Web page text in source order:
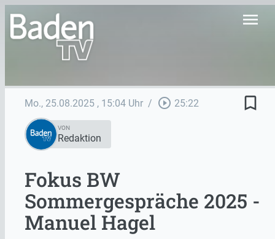
menu
Mo., 25.08.2025 , 15:04 Uhr / play_circle_outline 25:22 bookmark_border
VON
Redaktion
Fokus BW
Sommergespräche 2025 -
Manuel Hagel